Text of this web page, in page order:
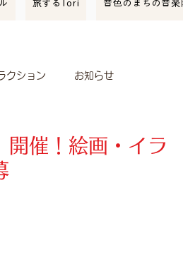
旅するTori 音色のまちの音楽
クション お知らせ
開催！絵画・イラ